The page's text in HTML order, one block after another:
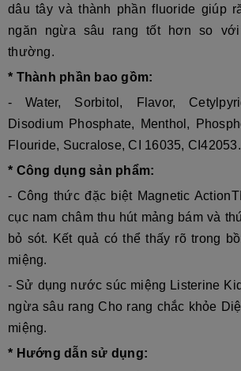
dâu tây và thành phần fluoride giúp
ngăn ngừa sâu rang tốt hơn so
thường.
* Thành phần bao gồm:
- Water, Sorbitol, Flavor,
Disodium Phosphate, Menthol,
Flouride, Sucralose, CI 16035, CI42053.
* Công dụng sản phẩm:
- Công thức đặc biệt Magnetic
cục nam châm thu hút mảng bám và
bỏ sót. Kết quả có thể thấy rõ trong
miệng.
- Sử dụng nước súc miệng Listerine
ngừa sâu rang Cho rang chắc khỏe
miệng.
* Hướng dẫn sử dụng: